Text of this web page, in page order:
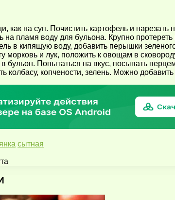
как на суп. Почистить картофель и
на пламя воду для бульона. Крупно
в кипящую воду, добавить перышки
морковь и лук, положить к овощам в
в бульон. Попытаться на вкус, посыпать
колбасу, копчености, зелень. Можно
сытная